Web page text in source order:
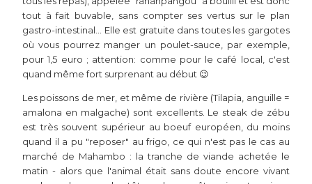
tout à fait buvable, sans compter ses vertus sur le plan
gastro-intestinal... Elle est gratuite dans toutes les gargotes
où vous pourrez manger un poulet-sauce, par exemple,
pour 1,5 euro ; attention: comme pour le café local, c'est
quand même fort surprenant au début 😉
Les poissons de mer, et même de rivière (Tilapia, anguille =
amalona en malgache) sont excellents. Le steak de zébu
est très souvent supérieur au boeuf européen, du moins
quand il a pu "reposer" au frigo, ce qui n'est pas le cas au
marché de Mahambo : la tranche de viande achetée le
matin - alors que l'animal était sans doute encore vivant